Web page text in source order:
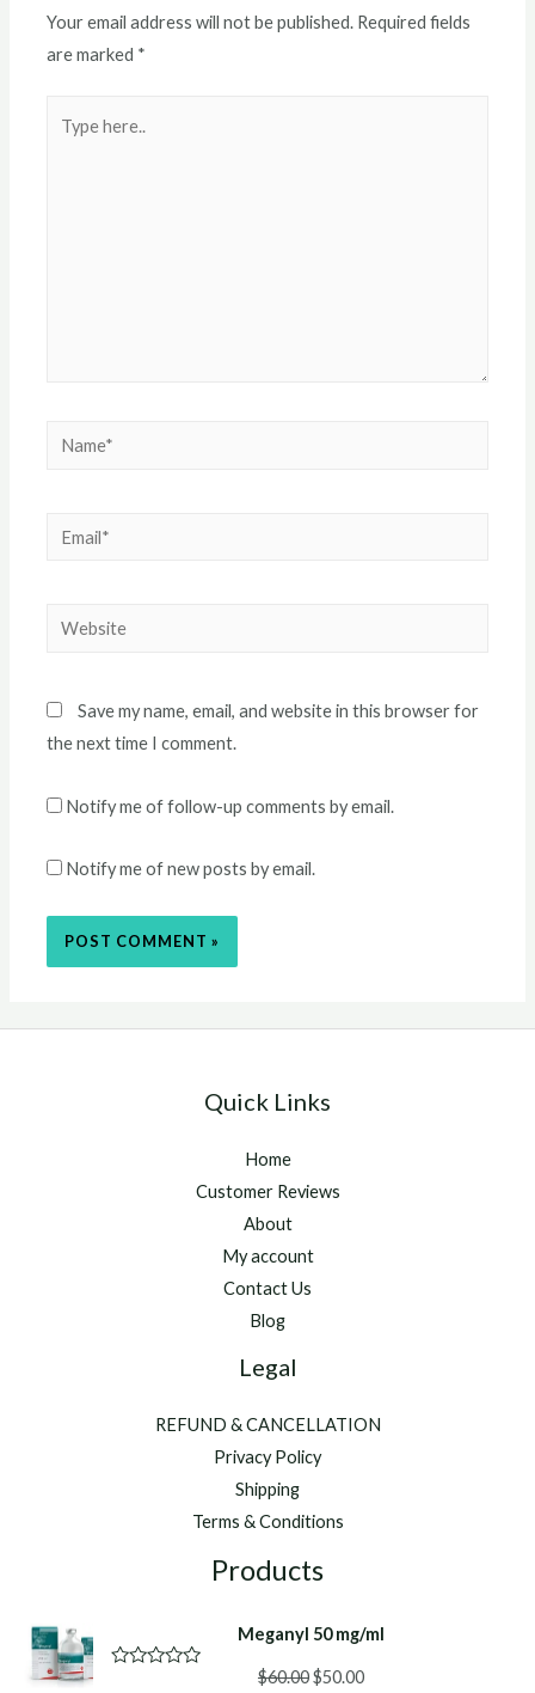
Your email address will not be published. Required fields
are marked *
here..
Name*
Email*
Website
Save my name, email, and website in this browser for
the next time I comment.
Notify me of follow-up comments by email.
Notify me of new posts by email.
Quick Links
Home
Customer Reviews
About
My account
Contact Us
Blog
Legal
REFUND & CANCELLATION
Privacy Policy
Shipping
Terms & Conditions
Products
Meganyl 50 mg/ml
$60.00Original
$50.00Current